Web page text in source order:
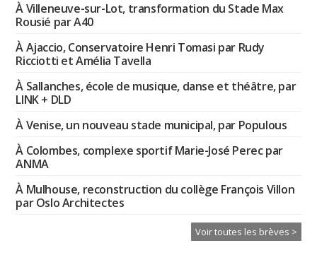
À Villeneuve-sur-Lot, transformation du Stade Max
Rousié par A40
À Ajaccio, Conservatoire Henri Tomasi par Rudy
Ricciotti et Amélia Tavella
À Sallanches, école de musique, danse et théâtre, par
LINK + DLD
À Venise, un nouveau stade municipal, par Populous
À Colombes, complexe sportif Marie-José Perec par
ANMA
À Mulhouse, reconstruction du collège François Villon
par Oslo Architectes
Voir toutes les brèves >